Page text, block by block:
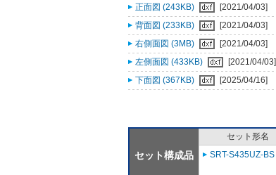
正面図 (243KB)
[2021/04/03]
背面図 (233KB)
[2021/04/03]
右側面図 (3MB)
[2021/04/03]
左側面図 (433KB)
[2021/04/03]
下面図 (367KB)
[2025/04/16]
セット構成品
セット形名
SRT-S435UZ-BS